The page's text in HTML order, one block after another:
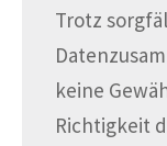
Trotz
keine
Richtigkeit